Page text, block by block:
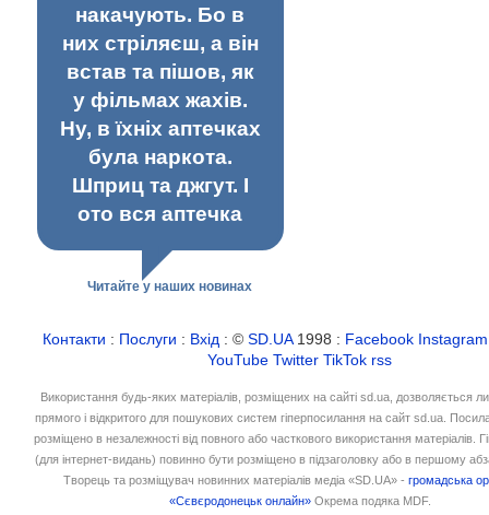
накачують. Бо в
них стріляєш, а він
встав та пішов, як
у фільмах жахів.
Ну, в їхніх аптечках
була наркота.
Шприц та джгут. І
ото вся аптечка
Читайте у наших новинах
Контакти : Послуги : Вхід : ©SD.UA1998 : Facebook Instagram
YouTube Twitter TikTok rss
Використання будь-яких матеріалів, розміщених на сайті sd.ua, дозволяється
прямого і відкритого для пошукових систем гіперпосилання на сайт sd.ua.
розміщено в незалежності від повного або часткового використання матеріалів.
(для інтернет-видань) повинно бути розміщено в підзаголовку або в першому
Творець та розміщувач новинних матеріалів медіа «SD.UA» -громадська
«Сєвєродонецьк онлайн» Окрема подяка MDF.